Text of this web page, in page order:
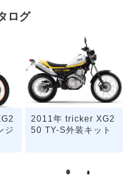
ログ
ジ
2011年 tricker XG2
50 TY-S外装キット